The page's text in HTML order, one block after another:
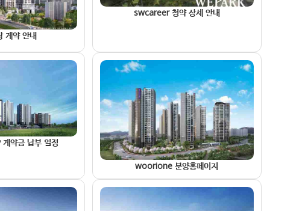
계약 안내
swcareer 청약 상세 안내
약금 납부 일정
woorione 분양홈페이지